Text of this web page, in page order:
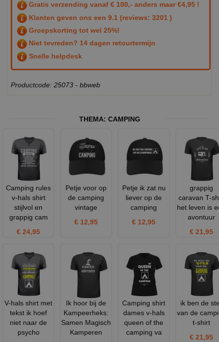
Gratis verzending vanaf € 100,- anders maar €4,95 !
Klanten geven ons een 9.1 (reviews: 3201 )
Groepskorting tot wel 25%!
Niet tevreden? 14 dagen retourtermijn
Snelle helpdesk
Productcode: 25073 - bbweb
THEMA: CAMPING
Camping rules
v-hals shirt
stijlvol en
grappig cam
€ 24,95
Petje voor op
de camping
vintage
€ 12,95
Petje ik zat nu
liever op de
camping
€ 12,95
grappig
caravan T-
het leven is
avontuur
€ 21,95
V-hals shirt met
tekst ik hoef
niet naar de
psycho
Ik hoor bij de
Kampeerheks:
Samen Magisch
Kamperen
Camping shirt
dames v-hals
queen of the
camping va
ik ben de
van de
t-shirt
€ 21,95